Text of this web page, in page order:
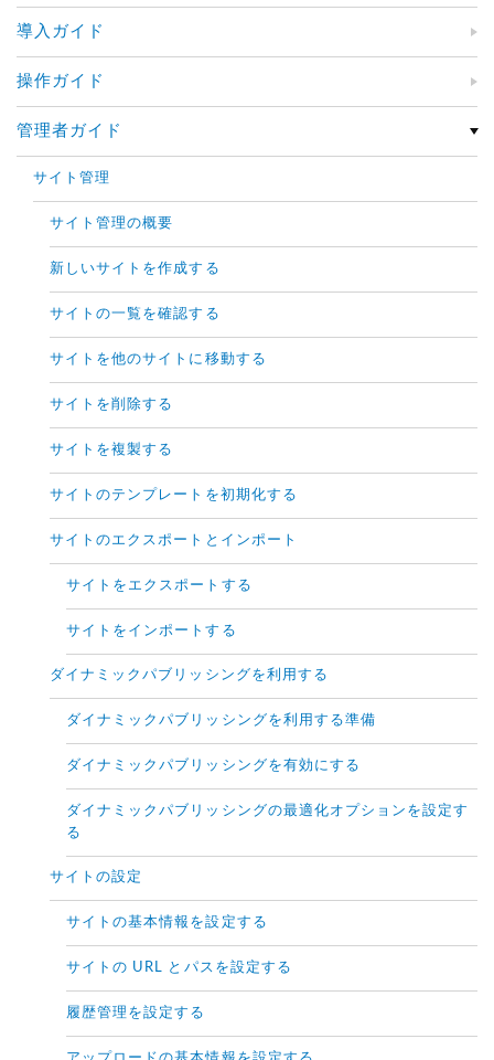
導入ガイド
操作ガイド
管理者ガイド
サイト管理
サイト管理の概要
新しいサイトを作成する
サイトの一覧を確認する
サイトを他のサイトに移動する
サイトを削除する
サイトを複製する
サイトのテンプレートを初期化する
サイトのエクスポートとインポート
サイトをエクスポートする
サイトをインポートする
ダイナミックパブリッシングを利用する
ダイナミックパブリッシングを利用する準備
ダイナミックパブリッシングを有効にする
ダイナミックパブリッシングの最適化オプションを設定す
る
サイトの設定
サイトの基本情報を設定する
サイトの URL とパスを設定する
履歴管理を設定する